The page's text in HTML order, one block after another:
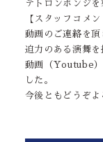
テトロンポンジ
【スタッフコメン
動画のご連絡を頂
迫力のある演舞を
動画（Youtube）
した。
今後ともどうぞよ